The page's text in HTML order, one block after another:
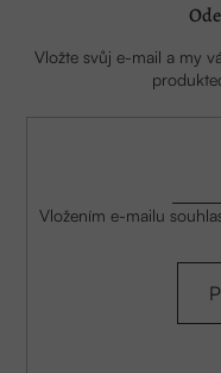
Vložte svůj e-mail a my
Vložením e-mailu